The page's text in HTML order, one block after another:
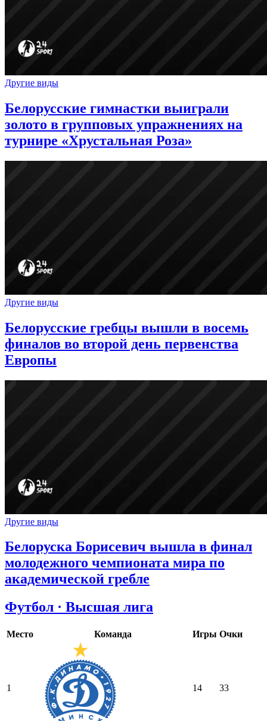
Другие виды
Белорусские гимнастки выиграли
золото в групповых упражнениях на
турнире «Хрустальная Роза»
Другие виды
Белорусские гребцы вышли в восемь
финалов во второй день первенства
Европы
Другие виды
Белоруска Борисевич вышла в финал
молодежного чемпионата мира по
академической гребле
Футбол · Высшая лига
Место Команда Игры Очки
1 14 33